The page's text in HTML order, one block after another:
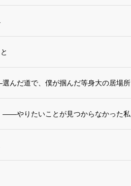
んだ道で、僕が掴んだ等身大の居場所